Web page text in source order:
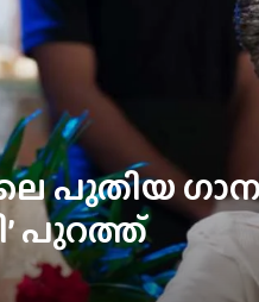
‘മാ ഇന്‍ടി